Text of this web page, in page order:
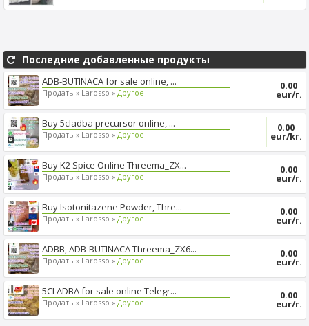
Последние добавленные продукты
ADB-BUTINACA for sale online, ...
Продать » Larosso » Другое
0.00
eur/г.
Buy 5cladba precursor online, ...
Продать » Larosso » Другое
0.00
eur/kг.
Buy K2 Spice Online Threema_ZX...
Продать » Larosso » Другое
0.00
eur/г.
Buy Isotonitazene Powder, Thre...
Продать » Larosso » Другое
0.00
eur/г.
ADBB, ADB-BUTINACA Threema_ZX6...
Продать » Larosso » Другое
0.00
eur/г.
5CLADBA for sale online Telegr...
Продать » Larosso » Другое
0.00
eur/г.